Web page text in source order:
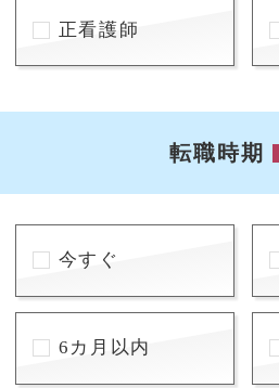
正看護師
転職時期
今すぐ
6カ月以内